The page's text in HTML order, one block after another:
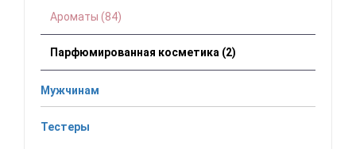
Ароматы (84)
Парфюмированная косметика (2)
Мужчинам
Тестеры